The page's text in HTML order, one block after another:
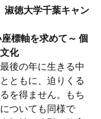
徳大学千葉キャン
標軸を求めて～ 個
化
後の年に生きる中
ともに、迫りくる
を得ません。もち
ついても同様で